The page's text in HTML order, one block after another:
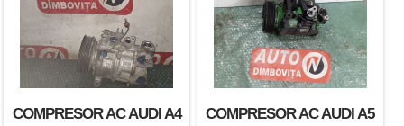
COMPRESOR AC AUDI A4
COMPRESOR AC AUDI A5